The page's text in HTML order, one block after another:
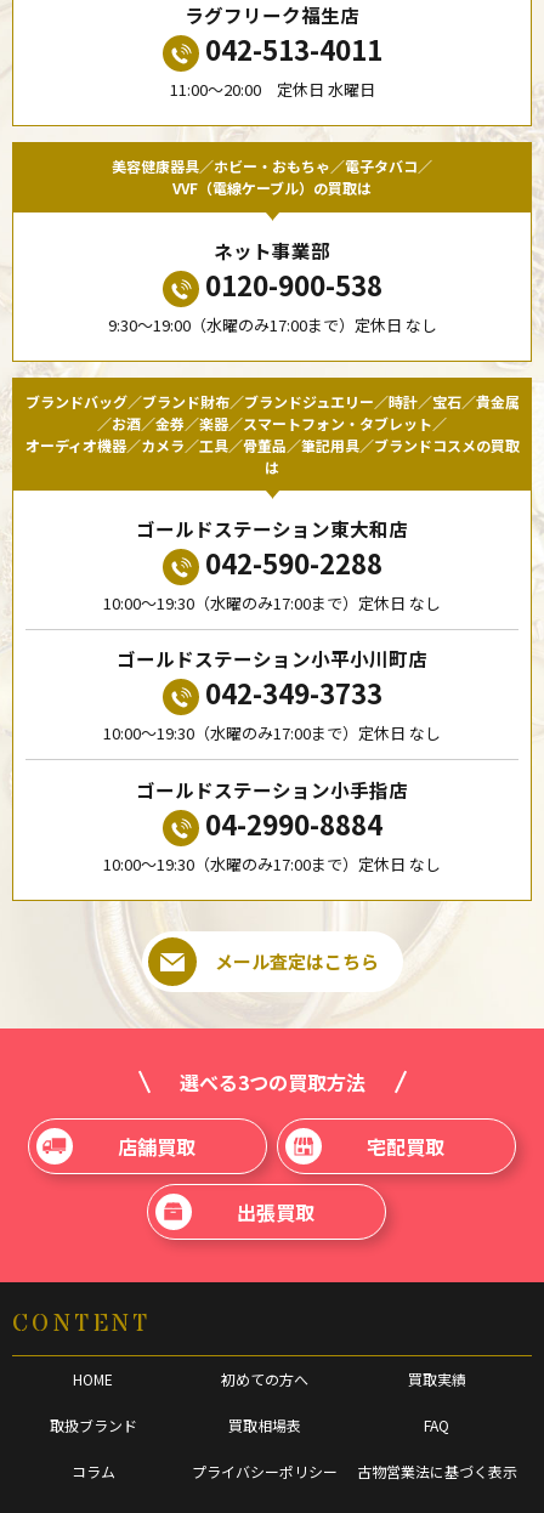
ラグフリーク福生店
042-513-4011
11:00〜20:00 定休日 水曜日
美容健康器具／ホビー・おもちゃ／電子タバコ／
VVF（電線ケーブル）の買取は
ネット事業部
0120-900-538
9:30〜19:00（水曜のみ17:00まで）定休日 なし
ブランドバッグ／ブランド財布／ブランドジュエリー／時計／宝石／貴金属
／お酒／金券／楽器／スマートフォン・タブレット／
オーディオ機器／カメラ／工具／骨董品／筆記用具／ブランドコスメの買取
は
ゴールドステーション東大和店
042-590-2288
10:00〜19:30（水曜のみ17:00まで）定休日 なし
ゴールドステーション小平小川町店
042-349-3733
10:00〜19:30（水曜のみ17:00まで）定休日 なし
ゴールドステーション小手指店
04-2990-8884
10:00〜19:30（水曜のみ17:00まで）定休日 なし
メール査定はこちら
選べる3つの買取方法
店舗買取 宅配買取
出張買取
CONTENT
HOME 初めての方へ 買取実績
取扱ブランド 買取相場表 FAQ
コラム プライバシーポリシー 古物営業法に基づく表示